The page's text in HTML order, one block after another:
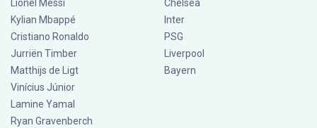
Lionel Messi
Kylian Mbappé
Cristiano Ronaldo
Jurriën Timber
Matthijs de Ligt
Vinícius Júnior
Lamine Yamal
Ryan Gravenberch
Chelsea
Inter
PSG
Liverpool
Bayern